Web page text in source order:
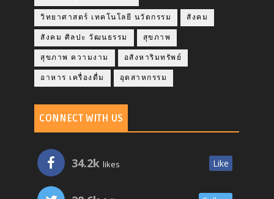
วิทยาศาสตร์ เทคโนโลยี นวัตกรรม สังคม
สังคม ศิลปะ วัฒนธรรม สุขภาพ
สุขภาพ ความงาม อสังหาริมทรัพย์
อาหาร เครื่องดื่ม อุตสาหกรรม
CONNECT WITH US
34.2k likes Like